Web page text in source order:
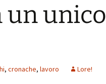
un unico
, cronache, lavoro Lore!